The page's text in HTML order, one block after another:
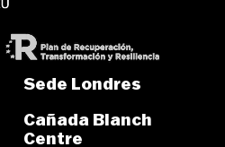
Sede Londres
Cañada Blanch
Centre